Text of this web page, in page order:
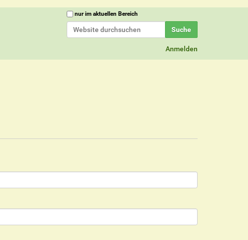
Website durchsuchen
nur im aktuellen Bereich
Anmelden